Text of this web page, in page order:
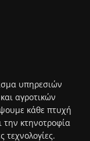
υπηρεσιών
αγροτικών
κάθε πτυχή
την κτηνοτροφία
τεχνολογίες.